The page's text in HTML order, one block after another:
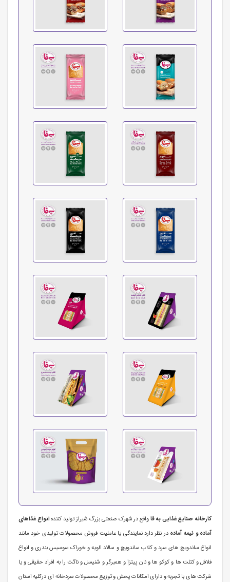
کارخانه صنایع غذایی به فاواقع در شهرک صنعتی بزرگ شیراز تولید کنندهانواع غذاهای
آماده و نیمه آمادهدر نظر دارد نمایندگی یا عاملیت فروش محصولات تولیدی خود مانند
انواع ساندویچ های سرد و کلاب ساندویچ و سالاد الویه و خوراک سوسیس بندری و انواع
فلافل و کتلت ها و کوکو ها و نان پیتزا و همبرگر و شنیسل و ناگت را به افراد حقیقی و یا
شرکت های با تجربه و دارای امکانات پخش و توزیع محصولات سردخانه ای درکلیه استان